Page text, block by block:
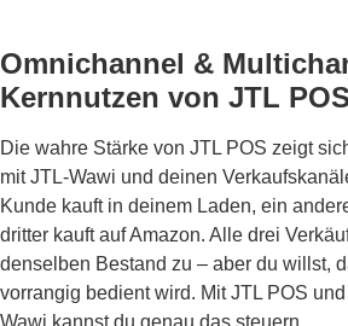
Omnichannel &
Kernnutzen von JTL POS
Die wahre Stärke von JTL POS zeigt
mit JTL-Wawi und deinen
Kunde kauft in deinem Laden, ein
dritter kauft auf Amazon. Alle drei
denselben Bestand zu – aber du willst,
vorrangig bedient wird. Mit JTL POS
Wawi kannst du genau das steuern.